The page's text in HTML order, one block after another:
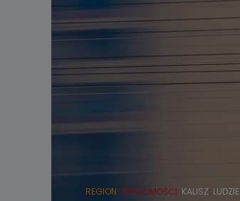
REGION WIADOMOŚCI KALISZ LUDZIE